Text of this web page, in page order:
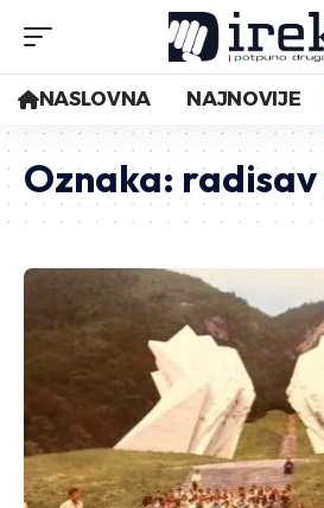
NASLOVNA NAJNOVIJE
Oznaka: radisav